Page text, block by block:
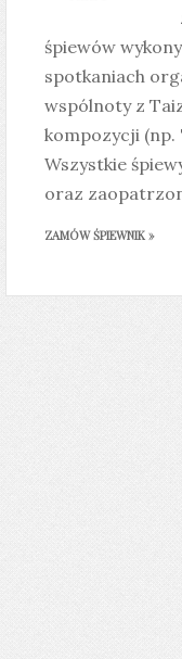
śpiewów
spotkaniach
wspólnoty z
kompozycji (np.
Wszystkie
oraz
ZAMÓW ŚPIEWNIK »